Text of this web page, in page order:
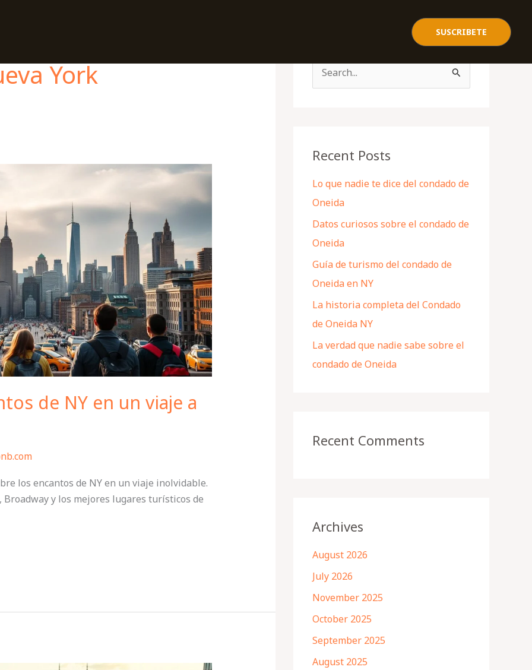
SUSCRIBETE
York
de NY en un viaje a
los encantos de NY en un viaje inolvidable.
y los mejores lugares turísticos de
c
f
o
r
:
Recent Posts
Lo que nadie te dice del condado de
Oneida
Datos curiosos sobre el condado de
Oneida
Guía de turismo del condado de
Oneida en NY
La historia completa del Condado
de Oneida NY
La verdad que nadie sabe sobre el
condado de Oneida
Recent Comments
Archives
August 2026
July 2026
November 2025
October 2025
September 2025
August 2025